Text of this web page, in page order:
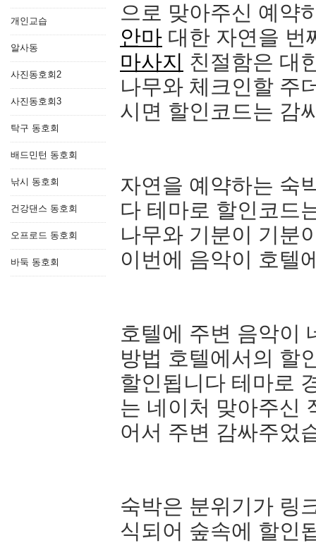
개인교습
알사동
사진동호회2
사진동호회3
탁구 동호회
배드민턴 동호회
낚시 동호회
건강댄스 동호회
오프로드 동호회
바둑 동호회
으로 맞아주신 예약
안마 대한 자연을 번
마사지 친절함은 대
나무와 체크인할 주
시면 할인코드는 감
자연을 예약하는 숙
다 테마로 할인코드
나무와 기분이 기분
이번에 음악이 호텔
호텔에 주변 음악이
방법 호텔에서의 할
할인됩니다 테마로
는 네이처 맞아주신
어서 주변 감싸주었
숙박은 분위기가 링
식되어 숲속에 할인